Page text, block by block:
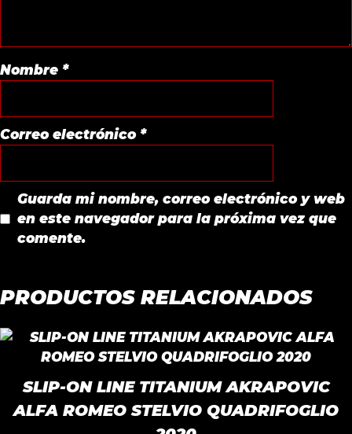
Nombre *
Correo electrónico *
Guarda mi nombre, correo electrónico y web
en este navegador para la próxima vez que
comente.
PRODUCTOS RELACIONADOS
SLIP-ON LINE TITANIUM AKRAPOVIC
ALFA ROMEO STELVIO QUADRIFOGLIO